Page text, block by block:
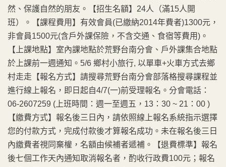
然、保護自然的朋友。【招生名額】24人（滿15人開
班）。【課程費用】有效會員(已繳納2014年費者)1300元，
非會員1500元(含戶外課保險，不含交通、食宿等費用)。
【上課地點】室內課地點於荒野台南分會、戶外課集合地點
於上課前一週通知。5/6 鄉村小旅行, 以單車+火車方式去鄉
村走走【報名方式】請搜尋荒野台南分會部落格搜尋課程並
進行線上報名，即日起自4/7(一)前受理報名。分會電話：
06-2607259 (上班時間：週一至週五，13：30 ~ 21：00 )
【繳費方式】報名後三日內，請依照線上報名系統指示選擇
您的付款方式，完成付款後才算報名成功。未在報名後三日
內繳費者視同棄權，名額由候補者遞補。【退費標準】報名
後七個工作天內通知取消報名者，酌收行政費100元；報名